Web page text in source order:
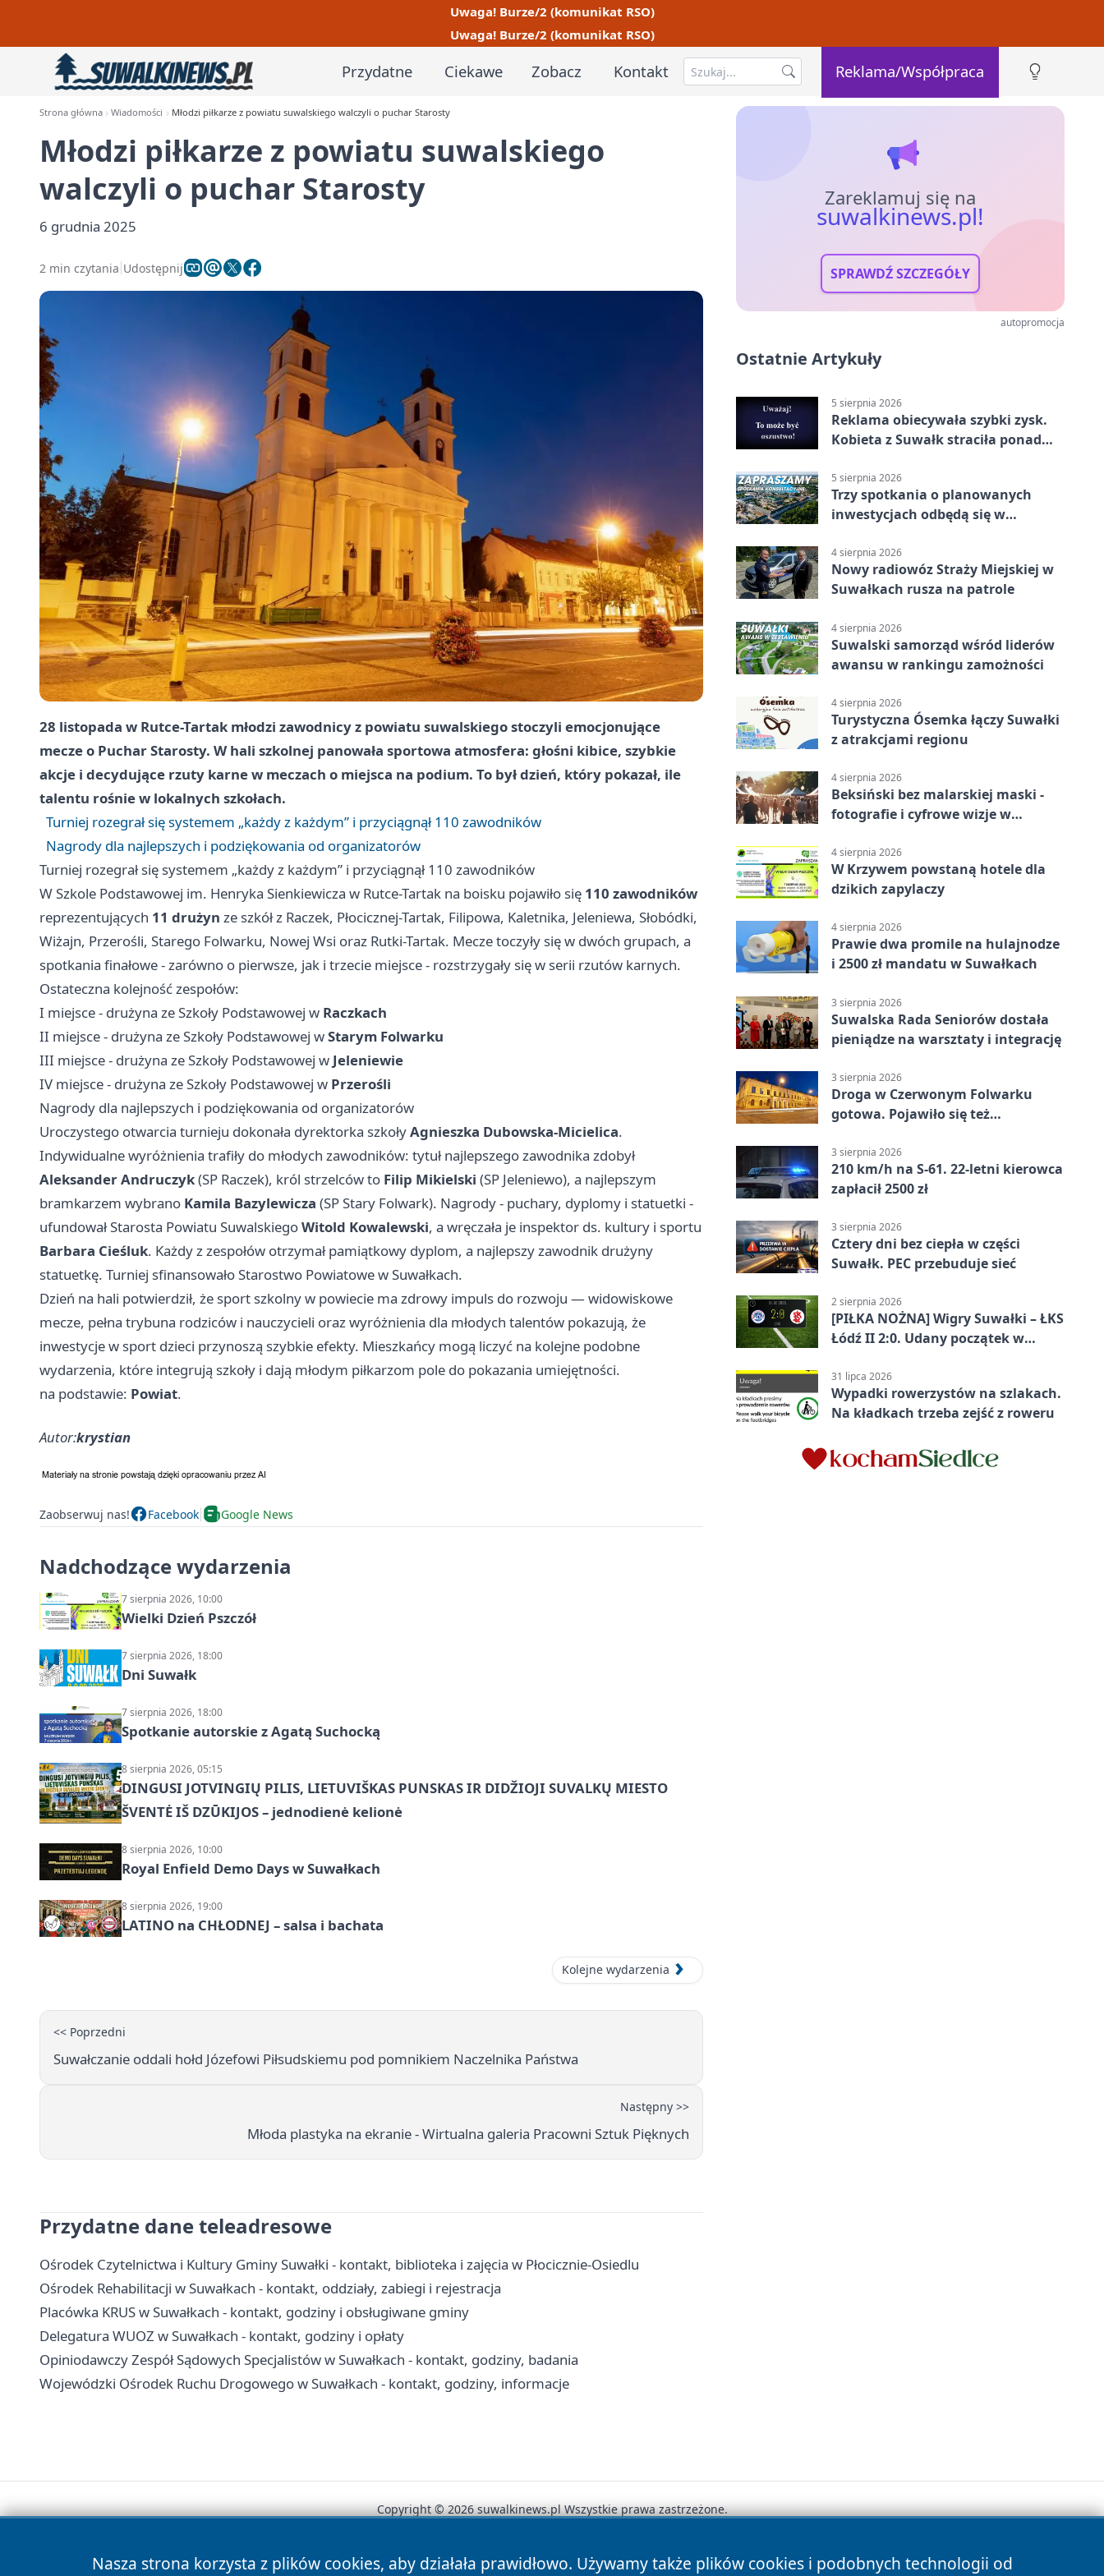
Uwaga! Burze/2 (komunikat RSO)
Uwaga! Burze/2 (komunikat RSO)
Przydatne Ciekawe Zobacz Kontakt Reklama/Współpraca
Strona główna Wiadomości Młodzi piłkarze z powiatu suwalskiego walczyli o puchar Starosty
Młodzi piłkarze z powiatu suwalskiego
walczyli o puchar Starosty
6 grudnia 2025
2 min czytania Udostępnij
28 listopada w Rutce-Tartak młodzi zawodnicy z powiatu suwalskiego stoczyli emocjonujące
mecze o Puchar Starosty. W hali szkolnej panowała sportowa atmosfera: głośni kibice, szybkie
akcje i decydujące rzuty karne w meczach o miejsca na podium. To był dzień, który pokazał, ile
talentu rośnie w lokalnych szkołach.
Turniej rozegrał się systemem „każdy z każdym” i przyciągnął 110 zawodników
Nagrody dla najlepszych i podziękowania od organizatorów
Turniej rozegrał się systemem „każdy z każdym” i przyciągnął 110 zawodników
W Szkole Podstawowej im. Henryka Sienkiewicza w Rutce-Tartak na boisku pojawiło się 110 zawodników
reprezentujących 11 drużyn ze szkół z Raczek, Płocicznej-Tartak, Filipowa, Kaletnika, Jeleniewa, Słobódki,
Wiżajn, Przerośli, Starego Folwarku, Nowej Wsi oraz Rutki-Tartak. Mecze toczyły się w dwóch grupach, a
spotkania finałowe - zarówno o pierwsze, jak i trzecie miejsce - rozstrzygały się w serii rzutów karnych.
Ostateczna kolejność zespołów:
I miejsce - drużyna ze Szkoły Podstawowej w Raczkach
II miejsce - drużyna ze Szkoły Podstawowej wStarym Folwarku
III miejsce - drużyna ze Szkoły Podstawowej w Jeleniewie
IV miejsce - drużyna ze Szkoły Podstawowej w Przerośli
Nagrody dla najlepszych i podziękowania od organizatorów
Uroczystego otwarcia turnieju dokonała dyrektorka szkołyAgnieszka Dubowska-Micielica.
Indywidualne wyróżnienia trafiły do młodych zawodników: tytuł najlepszego zawodnika zdobył
Aleksander Andruczyk(SP Raczek), król strzelców to Filip Mikielski (SP Jeleniewo), a najlepszym
bramkarzem wybrano Kamila Bazylewicza (SP Stary Folwark). Nagrody - puchary, dyplomy i statuetki -
ufundował Starosta Powiatu SuwalskiegoWitold Kowalewski, a wręczała je inspektor ds. kultury i sportu
Barbara Cieśluk. Każdy z zespołów otrzymał pamiątkowy dyplom, a najlepszy zawodnik drużyny
statuetkę. Turniej sfinansowało Starostwo Powiatowe w Suwałkach.
Dzień na hali potwierdził, że sport szkolny w powiecie ma zdrowy impuls do rozwoju — widowiskowe
mecze, pełna trybuna rodziców i nauczycieli oraz wyróżnienia dla młodych talentów pokazują, że
inwestycje w sport dzieci przynoszą szybkie efekty. Mieszkańcy mogą liczyć na kolejne podobne
wydarzenia, które integrują szkoły i dają młodym piłkarzom pole do pokazania umiejętności.
na podstawie: Powiat.
Autor:krystian
Zaobserwuj nas! Facebook Google News
Nadchodzące wydarzenia
7 sierpnia 2026, 10:00
Wielki Dzień Pszczół
7 sierpnia 2026, 18:00
Dni Suwałk
7 sierpnia 2026, 18:00
Spotkanie autorskie z Agatą Suchocką
8 sierpnia 2026, 05:15
DINGUSI JOTVINGIŲ PILIS, LIETUVIŠKAS PUNSKAS IR DIDŽIOJI SUVALKŲ MIESTO
ŠVENTĖ IŠ DZŪKIJOS – jednodienė kelionė
8 sierpnia 2026, 10:00
Royal Enfield Demo Days w Suwałkach
8 sierpnia 2026, 19:00
LATINO na CHŁODNEJ – salsa i bachata
Kolejne wydarzenia
<< Poprzedni
Suwałczanie oddali hołd Józefowi Piłsudskiemu pod pomnikiem Naczelnika Państwa
Następny >>
Młoda plastyka na ekranie - Wirtualna galeria Pracowni Sztuk Pięknych
Przydatne dane teleadresowe
Ośrodek Czytelnictwa i Kultury Gminy Suwałki - kontakt, biblioteka i zajęcia w Płocicznie-Osiedlu
Ośrodek Rehabilitacji w Suwałkach - kontakt, oddziały, zabiegi i rejestracja
Placówka KRUS w Suwałkach - kontakt, godziny i obsługiwane gminy
Delegatura WUOZ w Suwałkach - kontakt, godziny i opłaty
Opiniodawczy Zespół Sądowych Specjalistów w Suwałkach - kontakt, godziny, badania
Wojewódzki Ośrodek Ruchu Drogowego w Suwałkach - kontakt, godziny, informacje
Zareklamuj się na
suwalkinews.pl!
SPRAWDŹ SZCZEGÓŁY
autopromocja
Ostatnie Artykuły
5 sierpnia 2026
Reklama obiecywała szybki zysk.
Kobieta z Suwałk straciła ponad
5 sierpnia 2026
Trzy spotkania o planowanych
inwestycjach odbędą się w
4 sierpnia 2026
Nowy radiowóz Straży Miejskiej w
Suwałkach rusza na patrole
4 sierpnia 2026
Suwalski samorząd wśród liderów
awansu w rankingu zamożności
4 sierpnia 2026
Turystyczna Ósemka łączy Suwałki
z atrakcjami regionu
4 sierpnia 2026
Beksiński bez malarskiej maski -
fotografie i cyfrowe wizje w
4 sierpnia 2026
W Krzywem powstaną hotele dla
dzikich zapylaczy
4 sierpnia 2026
Prawie dwa promile na hulajnodze
i 2500 zł mandatu w Suwałkach
3 sierpnia 2026
Suwalska Rada Seniorów dostała
pieniądze na warsztaty i integrację
3 sierpnia 2026
Droga w Czerwonym Folwarku
gotowa. Pojawiło się też
3 sierpnia 2026
210 km/h na S-61. 22-letni kierowca
zapłacił 2500 zł
3 sierpnia 2026
Cztery dni bez ciepła w części
Suwałk. PEC przebuduje sieć
2 sierpnia 2026
[PIŁKA NOŻNA] Wigry Suwałki – ŁKS
Łódź II 2:0. Udany początek w
31 lipca 2026
Wypadki rowerzystów na szlakach.
Na kładkach trzeba zejść z roweru
Nasza strona korzysta z plików cookies, aby działała prawidłowo. Używamy także plików cookies i podobnych technologii od
Copyright © 2026 suwalkinews.pl Wszystkie prawa zastrzeżone.
News Autorzy Polityka Prywatności Polityka Cookies